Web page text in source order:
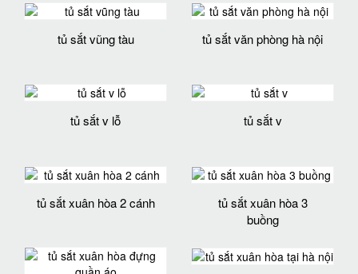
tủ sắt vũng tàu tủ sắt văn phòng hà nội
tủ sắt v lỗ tủ sắt v
tủ sắt xuân hòa 2 cánh
tủ sắt xuân hòa 3
buồng